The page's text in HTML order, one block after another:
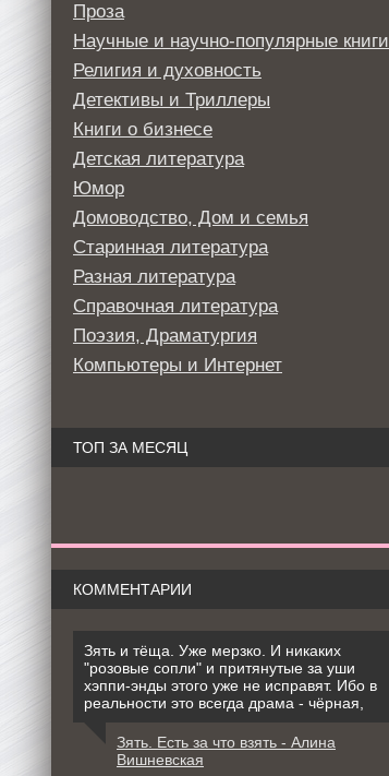
Проза
Научные и научно-популярные книги
Религия и духовность
Детективы и Триллеры
Книги о бизнесе
Детская литература
Юмор
Домоводство, Дом и семья
Старинная литература
Разная литература
Справочная литература
Поэзия, Драматургия
Компьютеры и Интернет
ТОП ЗА МЕСЯЦ
КОММЕНТАРИИ
Зять и тёща. Уже мерзко. И никаких
"розовые сопли" и притянутые за уши
хэппи-энды этого уже не исправят. Ибо в
реальности это всегда драма - чёрная,
Зять. Есть за что взять - Алина
Вишневская